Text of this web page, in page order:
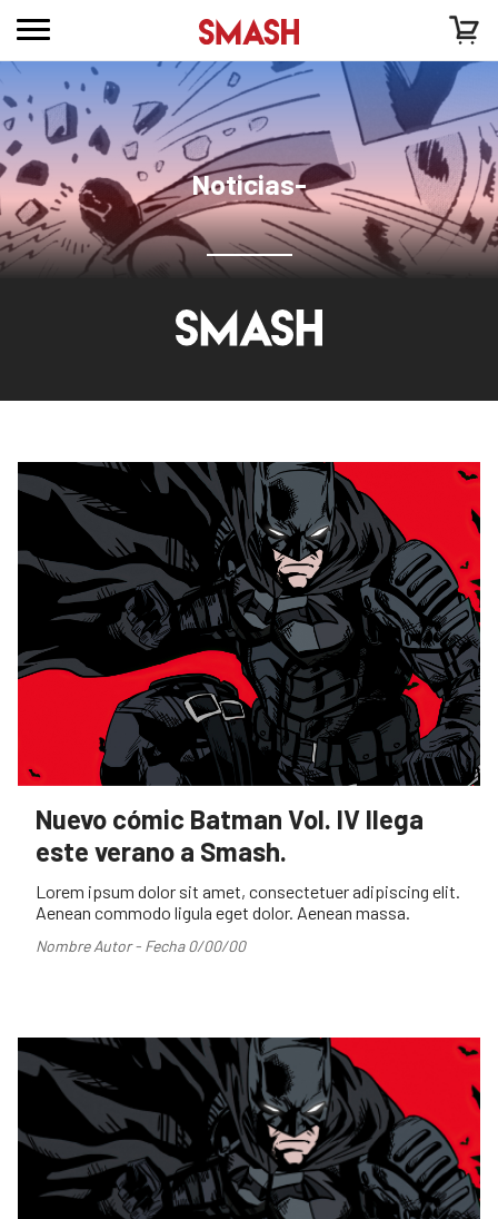
Noticias-
Nuevo cómic Batman Vol. IV llega
este verano a Smash.
Lorem ipsum dolor sit amet, consectetuer adipiscing elit.
Aenean commodo ligula eget dolor. Aenean massa.
Nombre Autor - Fecha 0/00/00